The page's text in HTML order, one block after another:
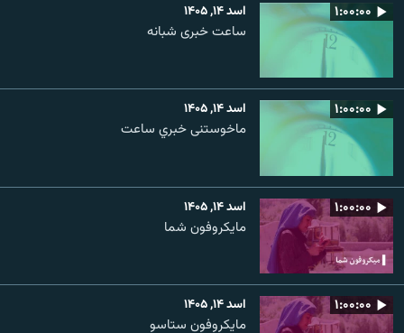
۱:۰۰:۰۰ اسد ۱۴, ۱۴۰۵
ساعت خبری شبانه
۱:۰۰:۰۰ اسد ۱۴, ۱۴۰۵
ماخوستنی خبري ساعت
۱:۰۰:۰۰ اسد ۱۴, ۱۴۰۵
مایکروفون شما
۱:۰۰:۰۰ اسد ۱۴, ۱۴۰۵
مایکروفون ستاسو